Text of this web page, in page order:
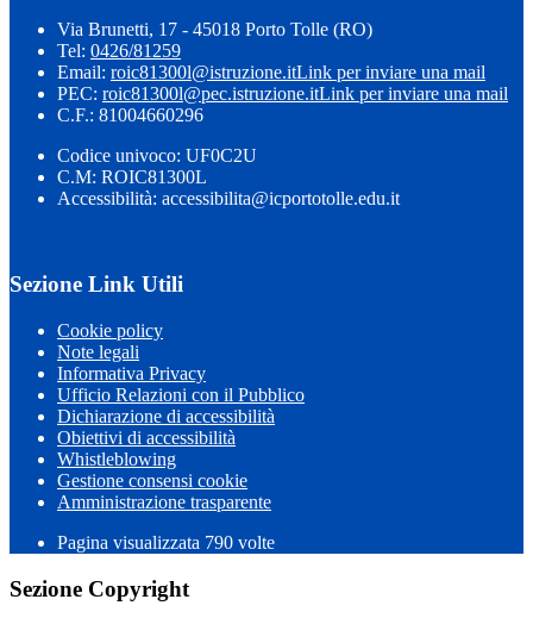
Via Brunetti, 17 - 45018 Porto Tolle (RO)
Tel: 0426/81259
Email: roic81300l@istruzione.itLink per inviare una mail
PEC: roic81300l@pec.istruzione.itLink per inviare una mail
C.F.: 81004660296
Codice univoco: UF0C2U
C.M: ROIC81300L
Accessibilità: accessibilita@icportotolle.edu.it
Sezione Link Utili
Cookie policy
Note legali
Informativa Privacy
Ufficio Relazioni con il Pubblico
Dichiarazione di accessibilità
Obiettivi di accessibilità
Whistleblowing
Gestione consensi cookie
Amministrazione trasparente
Pagina visualizzata 790 volte
Sezione Copyright